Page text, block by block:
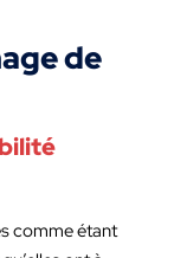
de
comme étant